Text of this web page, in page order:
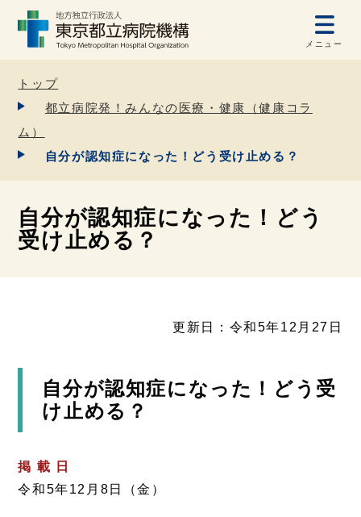
メニュー
トップ
都立病院発！みんなの医療・健康（健康コラ
ム）
自分が認知症になった！どう受け止める？
自分が認知症になった！どう
受け止める？
更新日：令和5年12月27日
自分が認知症になった！どう受
け止める？
掲 載 日
令和5年12月8日（金）